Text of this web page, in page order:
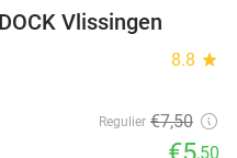
Vlissingen
8.8 star
Regulier €7,50
,50